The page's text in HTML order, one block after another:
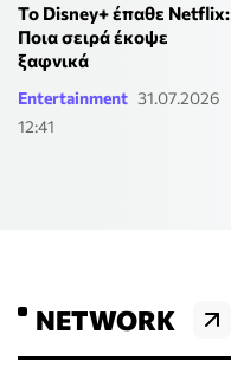
Το Disney+ έπαθε Netflix:
Ποια σειρά έκοψε
ξαφνικά
Entertainment 31.07.2026
12:41
NETWORK